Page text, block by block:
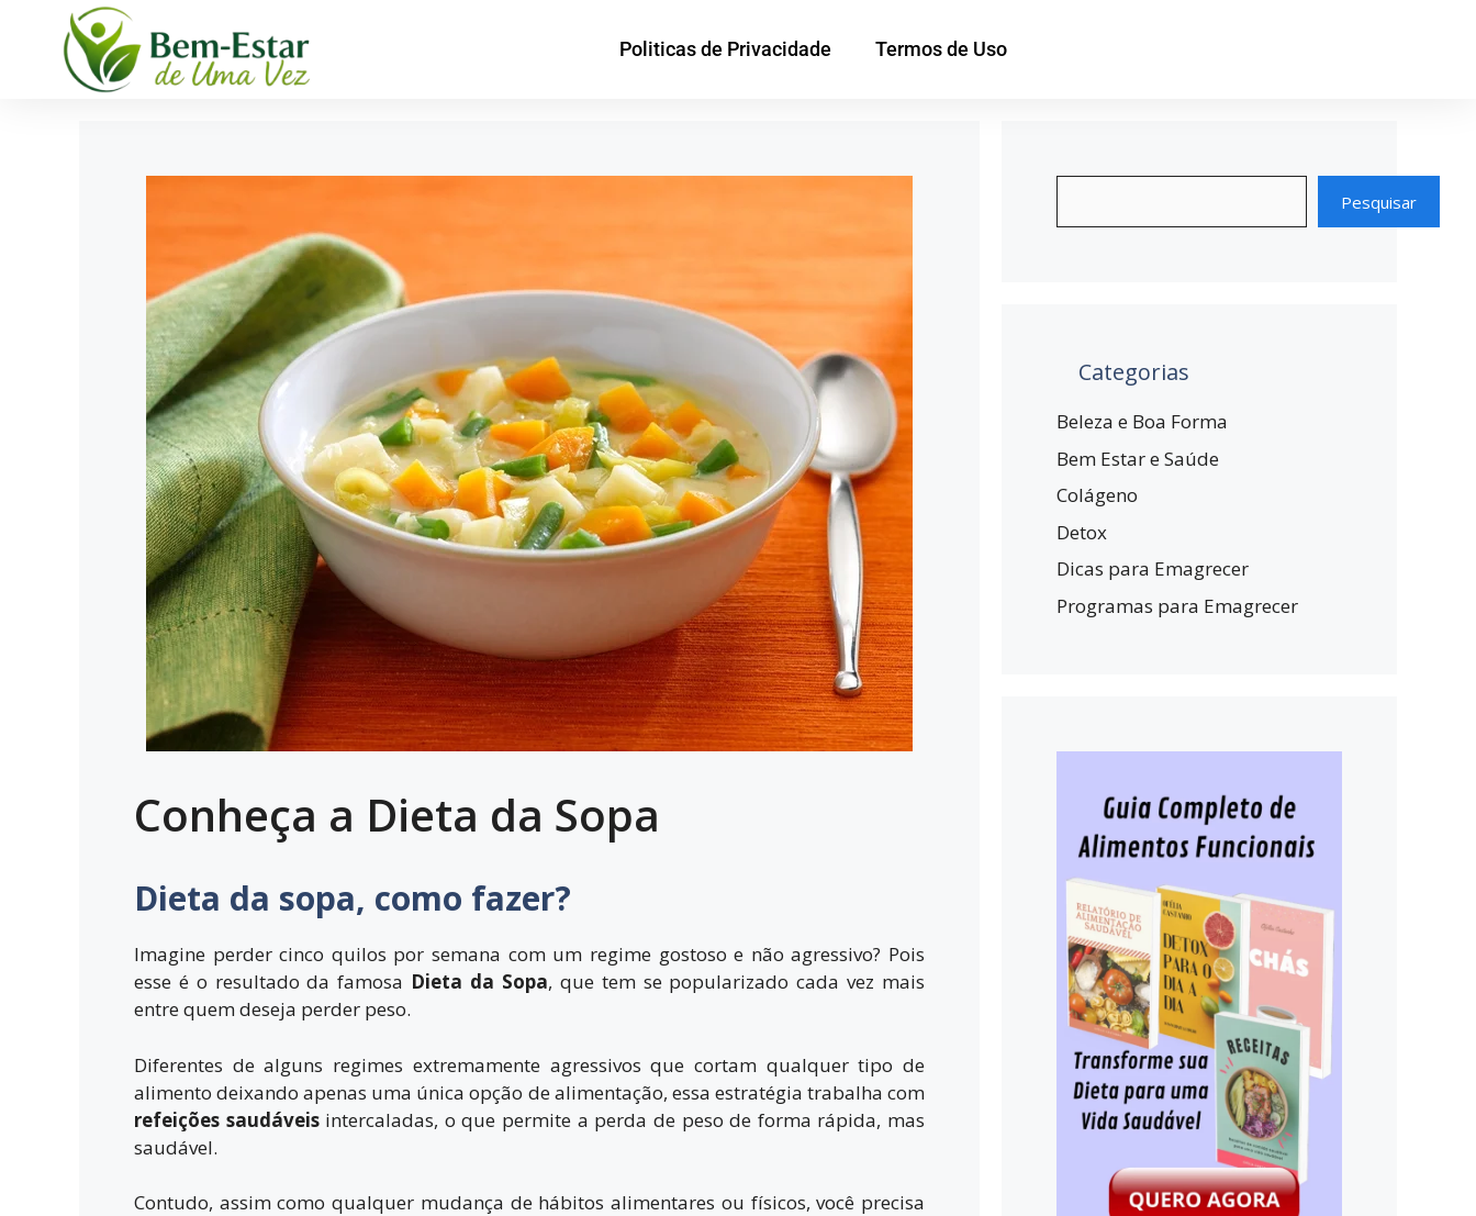
Politicas de Privacidade Termos de Uso
Conheça a Dieta da Sopa
Dieta da sopa, como fazer?
Imagine perder cinco quilos por semana com um regime gostoso e não agressivo? Pois
esse é o resultado da famosa Dieta da Sopa, que tem se popularizado cada vez mais
entre quem deseja perder peso.
Diferentes de alguns regimes extremamente agressivos que cortam qualquer tipo de
alimento deixando apenas uma única opção de alimentação, essa estratégia trabalha com
refeições saudáveisintercaladas, o que permite a perda de peso de forma rápida, mas
saudável.
Contudo, assim como qualquer mudança de hábitos alimentares ou físicos, você precisa
Pesquisar
Categorias
Beleza e Boa Forma
Bem Estar e Saúde
Colágeno
Detox
Dicas para Emagrecer
Programas para Emagrecer